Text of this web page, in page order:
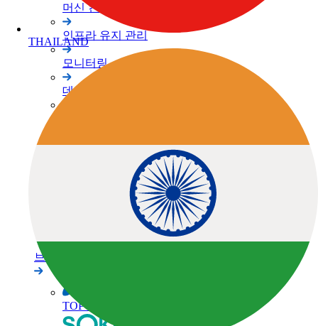
머신 컨트롤
인프라 유지 관리
모니터링
데이터 콜렉터
레이저
레벨 / 데오드라이트
브랜드
TOPCON 브랜드
THAILAND